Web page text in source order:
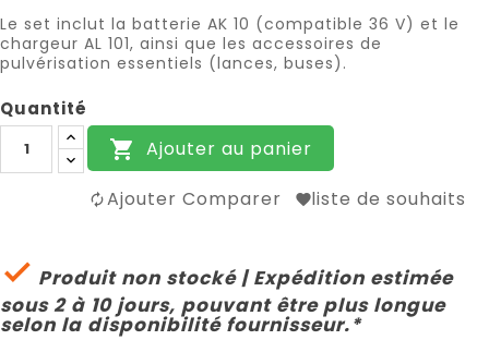
Le set inclut la batterie AK 10 (compatible 36 V) et le
chargeur AL 101, ainsi que les accessoires de
pulvérisation essentiels (lances, buses).
Quantité
 Ajouter au panier
Ajouter Comparer liste de souhaits
 Produit non stocké | Expédition estimée
sous 2 à 10 jours, pouvant être plus longue
selon la disponibilité fournisseur.*